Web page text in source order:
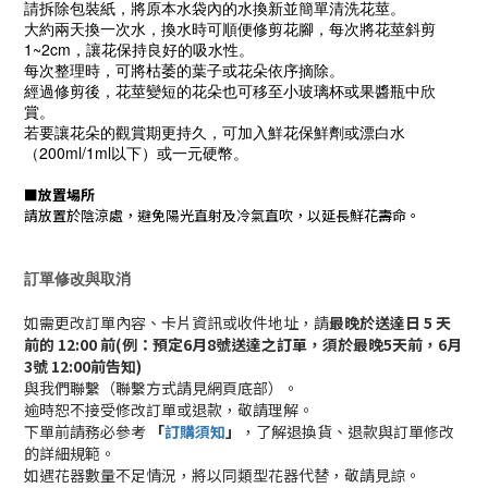
請拆除包裝紙，將原本水袋內的水換新並簡單清洗花莖。
大約兩天換一次水，換水時可順便修剪花腳，每次將花莖斜剪
1~2cm，讓花保持良好的吸水性。
每次整理時，可將枯萎的葉子或花朵依序摘除。
經過修剪後，花莖變短的花朵也可移至小玻璃杯或果醬瓶中欣
賞。
若要讓花朵的觀賞期更持久，可加入鮮花保鮮劑或漂白水
（200ml/1ml以下）或一元硬幣。
■放置場所
請放置於陰涼處，避免陽光直射及冷氣直吹，以延長鮮花壽命。
訂單修改與取消
如需更改訂單內容、卡片資訊或收件地址，請最晚於送達日 5 天
前的 12:00 前(例：預定6月8號送達之訂單，須於最晚5天前，6月
3號 12:00前告知)
與我們聯繫（聯繫方式請見網頁底部）。
逾時恕不接受修改訂單或退款，敬請理解。
下單前請務必參考 「訂購須知」
，了解退換貨、退款與訂單修改
的詳細規範。
如遇花器數量不足情況，將以同類型花器代替，敬請見諒。